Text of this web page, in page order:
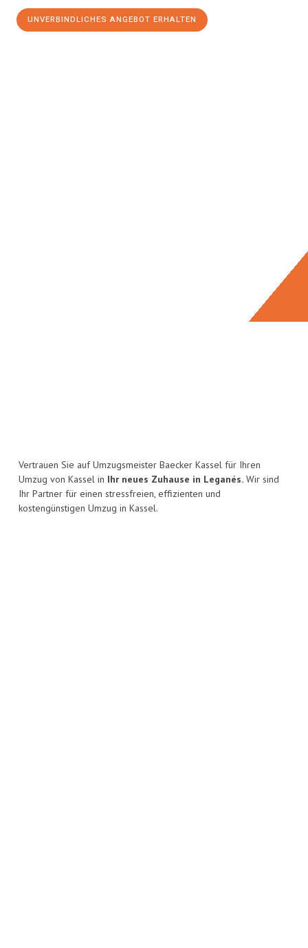
UNVERBINDLICHES ANGEBOT ERHALTEN
Vertrauen Sie auf Umzugsmeister Baecker Kassel für Ihren
Umzug von Kassel in Ihr neues Zuhause in Leganés. Wir sind
Ihr Partner für einen stressfreien, effizienten und
kostengünstigen Umzug in Kassel.